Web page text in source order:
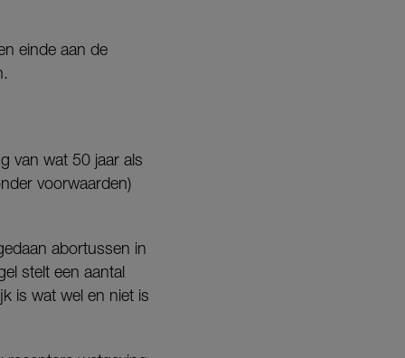
einde aan de
van wat 50 jaar als
voorwaarden)
abortussen in
stelt een aantal
is wat wel en niet is